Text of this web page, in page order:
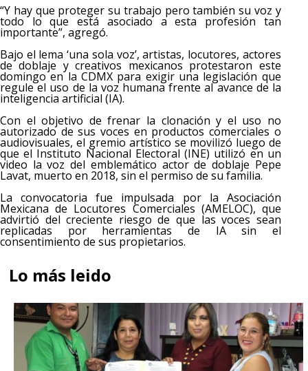
“Y hay que proteger su trabajo pero también su voz y
todo lo que está asociado a esta profesión tan
importante”, agregó.
Bajo el lema ‘una sola voz’, artistas, locutores, actores
de doblaje y creativos mexicanos protestaron este
domingo en la CDMX para exigir una legislación que
regule el uso de la voz humana frente al avance de la
inteligencia artificial (IA).
Con el objetivo de frenar la clonación y el uso no
autorizado de sus voces en productos comerciales o
audiovisuales, el gremio artístico se movilizó luego de
que el Instituto Nacional Electoral (INE) utilizó en un
video la voz del emblemático actor de doblaje Pepe
Lavat, muerto en 2018, sin el permiso de su familia.
La convocatoria fue impulsada por la Asociación
Mexicana de Locutores Comerciales (AMELOC), que
advirtió del creciente riesgo de que las voces sean
replicadas por herramientas de IA sin el
consentimiento de sus propietarios.
Lo más leido